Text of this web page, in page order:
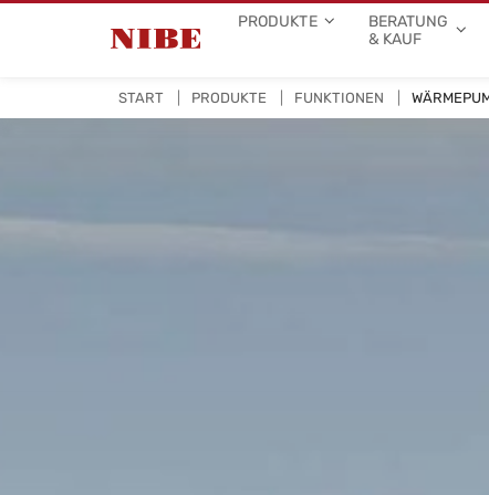
PRODUKTE
BERATUNG
& KAUF
START PRODUKTE FUNKTIONEN